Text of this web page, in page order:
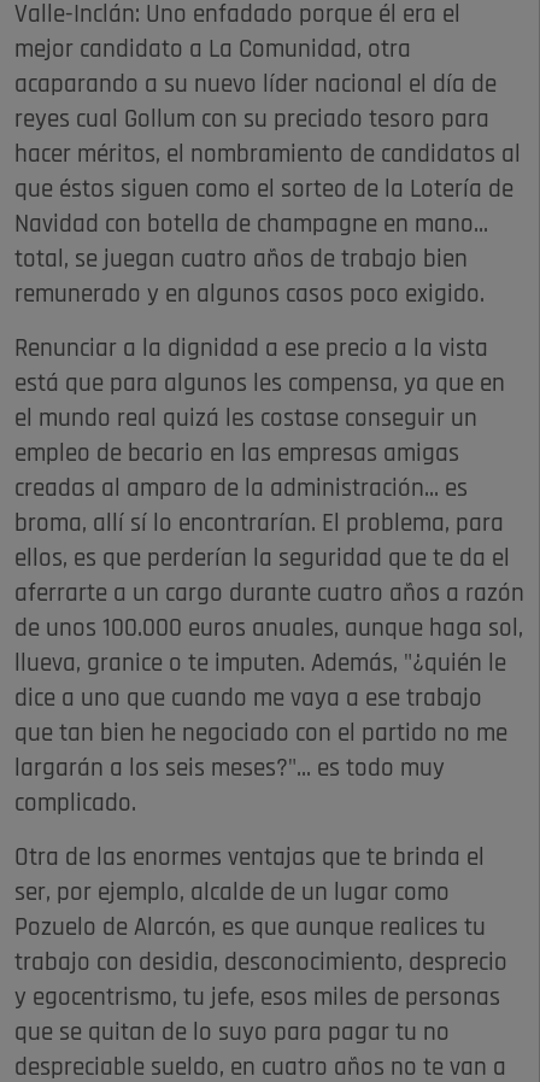
Valle-Inclán: Uno enfadado porque él era el
mejor candidato a La Comunidad, otra
acaparando a su nuevo líder nacional el día de
reyes cual Gollum con su preciado tesoro para
hacer méritos, el nombramiento de candidatos al
que éstos siguen como el sorteo de la Lotería de
Navidad con botella de champagne en mano...
total, se juegan cuatro años de trabajo bien
remunerado y en algunos casos poco exigido.
Renunciar a la dignidad a ese precio a la vista
está que para algunos les compensa, ya que en
el mundo real quizá les costase conseguir un
empleo de becario en las empresas amigas
creadas al amparo de la administración... es
broma, allí sí lo encontrarían. El problema, para
ellos, es que perderían la seguridad que te da el
aferrarte a un cargo durante cuatro años a razón
de unos 100.000 euros anuales, aunque haga sol,
llueva, granice o te imputen. Además, "¿quién le
dice a uno que cuando me vaya a ese trabajo
que tan bien he negociado con el partido no me
largarán a los seis meses?"... es todo muy
complicado.
Otra de las enormes ventajas que te brinda el
ser, por ejemplo, alcalde de un lugar como
Pozuelo de Alarcón, es que aunque realices tu
trabajo con desidia, desconocimiento, desprecio
y egocentrismo, tu jefe, esos miles de personas
que se quitan de lo suyo para pagar tu no
despreciable sueldo, en cuatro años no te van a